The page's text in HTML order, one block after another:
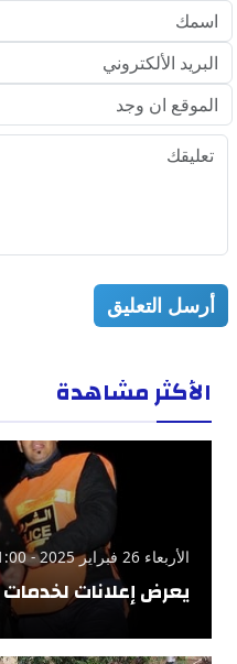
أرسل التعليق
الأكثر مشاهدة
الأربعاء 26 فبراير 2025 - 11:00
يعرض إعلانات